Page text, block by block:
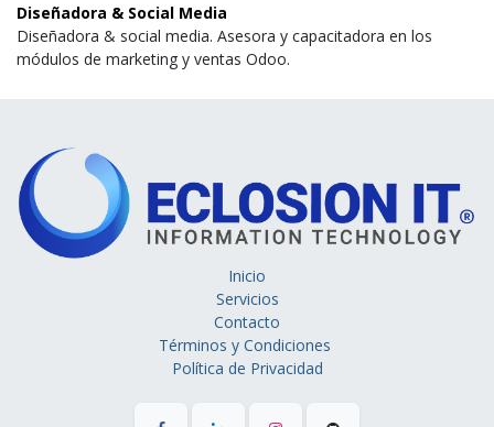
Diseñadora & Social Media
Diseñadora & social media. Asesora y capacitadora en los
módulos de marketing y ventas Odoo.
Inicio
Servicios
Contacto
Términos y Condiciones
Política de Privacidad